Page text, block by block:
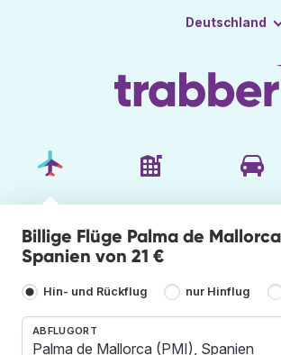
Deutschland
Billige Flüge Palma de
Spanien von 21 €
Hin- und Rückflug nur Hinflug
ABFLUGORT